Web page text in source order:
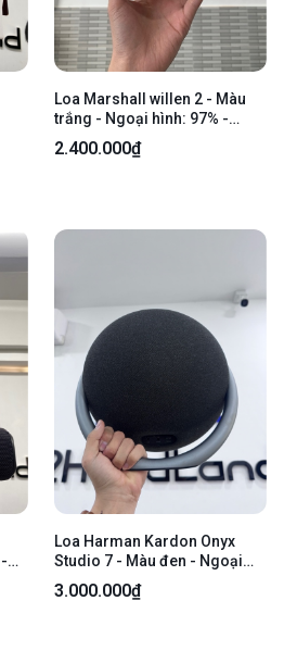
Loa Marshall willen 2 - Màu
trắng - Ngoại hình: 97% -
Body
2.400.000₫
Loa Harman Kardon Onyx
Studio 7 - Màu đen - Ngoại
hình 97% - Tay xách trầy, mặt
loa dính keo - Kèm 1 sạc
3.000.000₫